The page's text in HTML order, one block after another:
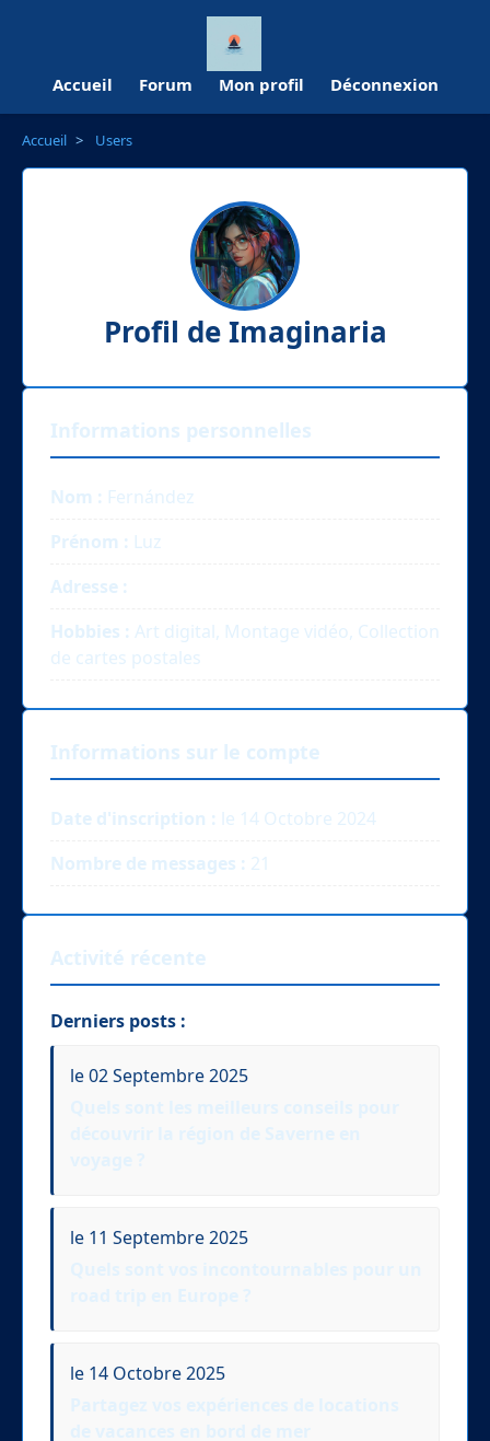
Accueil Forum Mon profil Déconnexion
Accueil > Users
Profil de Imaginaria
Informations personnelles
Nom : Fernández
Prénom : Luz
Adresse :
Hobbies : Art digital, Montage vidéo, Collection
de cartes postales
Informations sur le compte
Date d'inscription : le 14 Octobre 2024
Nombre de messages : 21
Activité récente
Derniers posts :
le 02 Septembre 2025
le 11 Septembre 2025
le 14 Octobre 2025